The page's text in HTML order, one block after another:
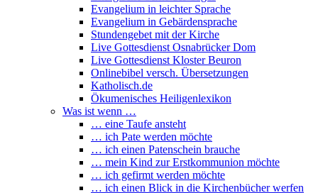
Evangelium in leichter Sprache
Evangelium in Gebärdensprache
Stundengebet mit der Kirche
Live Gottesdienst Osnabrücker Dom
Live Gottesdienst Kloster Beuron
Onlinebibel versch. Übersetzungen
Katholisch.de
Ökumenisches Heiligenlexikon
Was ist wenn …
… eine Taufe ansteht
… ich Pate werden möchte
… ich einen Patenschein brauche
… mein Kind zur Erstkommunion möchte
… ich gefirmt werden möchte
… ich einen Blick in die Kirchenbücher werfen